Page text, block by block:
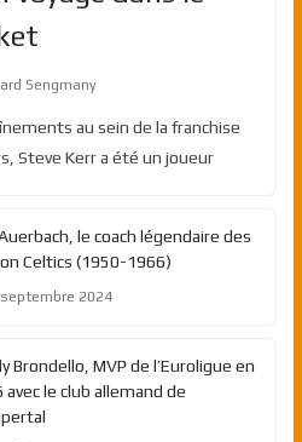
Sengmany
au sein de la franchise
Steve Kerr a été un joueur
le coach légendaire des
Celtics (1950-1966)
2024
Brondello, MVP de l’Euroligue en
avec le club allemand de